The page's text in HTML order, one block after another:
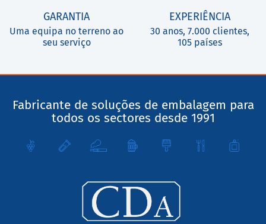
GARANTIA
Uma equipa no terreno ao
seu serviço
EXPERIÊNCIA
30 anos, 7.000 clientes,
105 países
Fabricante de soluções de embalagem para
todos os sectores desde 1991